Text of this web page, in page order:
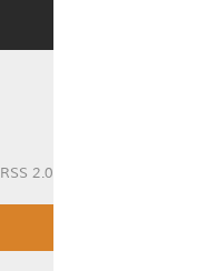
RSS 2.0